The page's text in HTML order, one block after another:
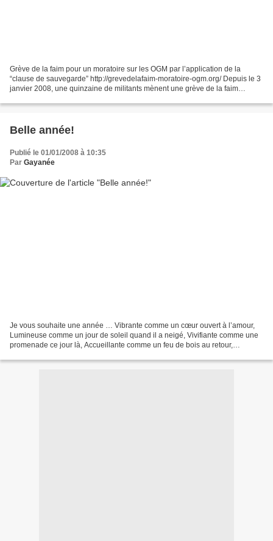
Grève de la faim pour un moratoire sur les OGM par l’application de la
“clause de sauvegarde” http://grevedelafaim-moratoire-ogm.org/ Depuis le 3
janvier 2008, une quinzaine de militants mènent une grève de la faim
Belle année!
Publié le 01/01/2008 à 10:35
Par Gayanée
Je vous souhaite une année … Vibrante comme un cœur ouvert à l’amour,
Lumineuse comme un jour de soleil quand il a neigé, Vivifiante comme une
promenade ce jour là, Accueillante comme un feu de bois au retour,